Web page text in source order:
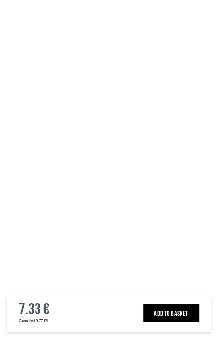
7.33 €
Cena litrā 9.77 €/L
ADD TO BASKET